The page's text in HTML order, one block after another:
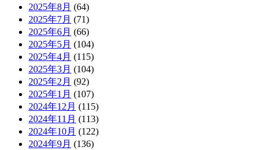
2025年8月 (64)
2025年7月 (71)
2025年6月 (66)
2025年5月 (104)
2025年4月 (115)
2025年3月 (104)
2025年2月 (92)
2025年1月 (107)
2024年12月 (115)
2024年11月 (113)
2024年10月 (122)
2024年9月 (136)